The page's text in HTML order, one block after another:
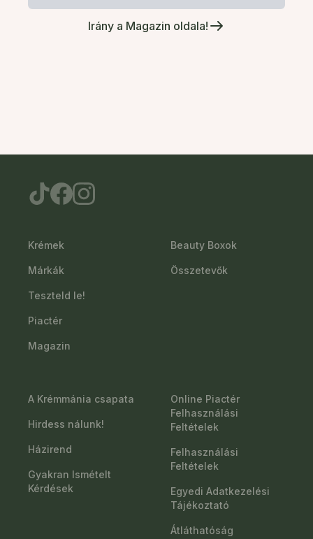
Irány a Magazin oldala!
Krémek
Márkák
Teszteld le!
Piactér
Magazin
Beauty Boxok
Összetevők
A Krémmánia csapata
Hirdess nálunk!
Házirend
Gyakran Ismételt
Kérdések
Online Piactér
Felhasználási
Feltételek
Felhasználási
Feltételek
Egyedi Adatkezelési
Tájékoztató
Átláthatóság